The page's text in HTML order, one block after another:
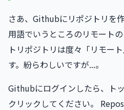
さあ、Githubにリポジトリを
用語でいうところのリモート
トリポジトリは度々「リモー
す。紛らわしいですが...。
Githubにログインしたら、ト
クリックしてください。